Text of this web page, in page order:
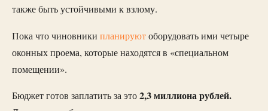
также быть устойчивыми к взлому.
Пока что чиновники планируютоборудовать ими четыре
оконных проема, которые находятся в «специальном
помещении».
Бюджет готов заплатить за это2,3 миллиона рублей.